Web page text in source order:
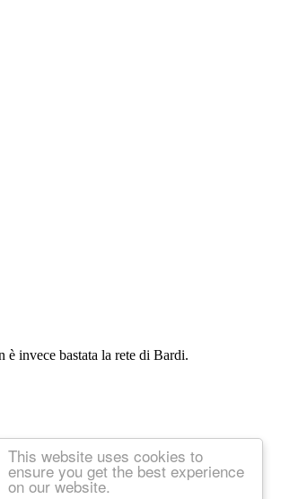
This website uses cookies to
ensure you get the best experience
on our website.
invece bastata la rete di Bardi.